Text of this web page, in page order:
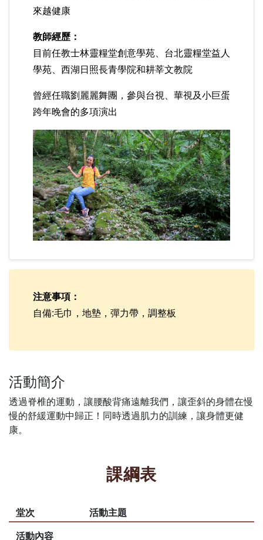
來越健康
教師經歷：
目前任教士林靈糧堂創意學苑、台北靈糧堂益人
學苑、西湖日照長青學院和耕莘文教院
曾經任職劉麗麗舞團，參與台視、華視及小巨蛋
跨年晚會的多項演出
注意事項：
自備:毛巾，地墊，彈力帶，調整板
活動簡介
透過脊椎的運動，讓腰酸背痛遠離我們，讓歪斜的身體在慢
慢的舒緩運動中歸正！同時透過肌力的訓練，讓身體更健
康。
課綱表
堂次 活動主題
活動內容